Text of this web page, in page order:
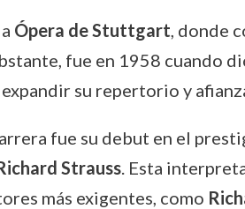
Ópera de Stuttgart, donde
fue en 1958 cuando
su repertorio y
fue su debut en el
Strauss. Esta
más exigentes, como